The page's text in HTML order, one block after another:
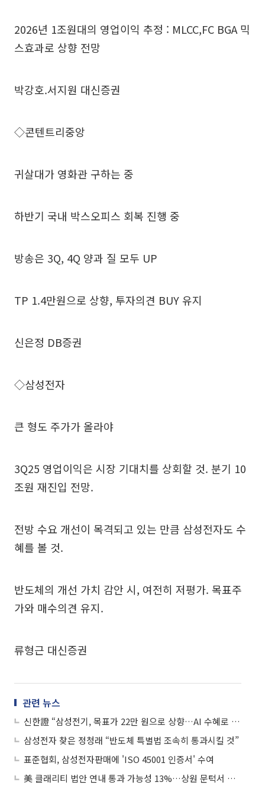
2026년 1조원대의 영업이익 추정 : MLCC,FC BGA 믹
스효과로 상향 전망
박강호.서지원 대신증권
◇콘텐트리중앙
귀살대가 영화관 구하는 중
하반기 국내 박스오피스 회복 진행 중
방송은 3Q, 4Q 양과 질 모두 UP
TP 1.4만원으로 상향, 투자의견 BUY 유지
신은정 DB증권
◇삼성전자
큰 형도 주가가 올라야
3Q25 영업이익은 시장 기대치를 상회할 것. 분기 10
조원 재진입 전망.
전방 수요 개선이 목격되고 있는 만큼 삼성전자도 수
혜를 볼 것.
반도체의 개선 가치 감안 시, 여전히 저평가. 목표주
가와 매수의견 유지.
류형근 대신증권
관련 뉴스
신한證 “삼성전기, 목표가 22만 원으로 상향…AI 수혜로 재평가 구간 진입”
삼성전자 찾은 정청래 “반도체 특별법 조속히 통과시킬 것”
표준협회, 삼성전자판매에 'ISO 45001 인증서' 수여
美 클래리티 법안 연내 통과 가능성 13%…상원 문턱서 제동